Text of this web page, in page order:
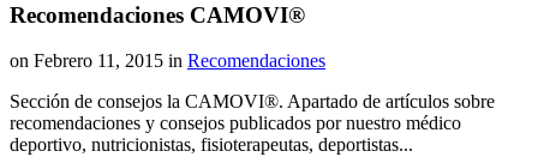
Recomendaciones CAMOVI®
on Febrero 11, 2015 in Recomendaciones
Sección de consejos la CAMOVI®. Apartado de artículos sobre
recomendaciones y consejos publicados por nuestro médico
deportivo, nutricionistas, fisioterapeutas, deportistas...